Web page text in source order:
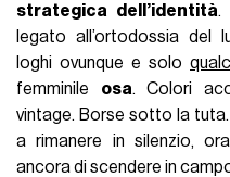
strategica dell’identità.
legato all’ortodossia del
loghi ovunque e solo
femminile osa. Colori
vintage. Borse sotto la
a rimanere in silenzio,
ancora di scendere in